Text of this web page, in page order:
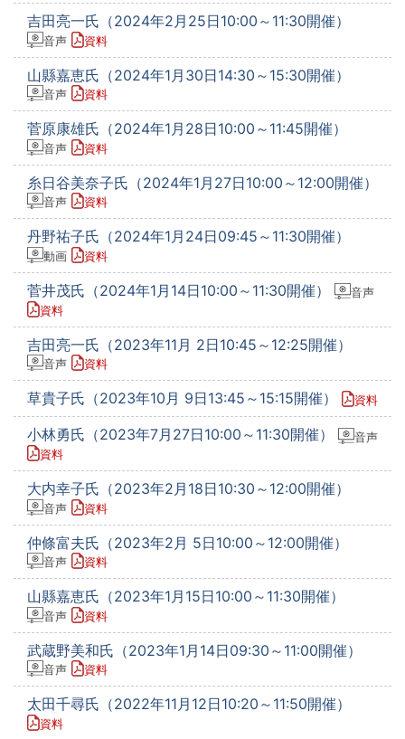
吉田亮一氏（2024年2月25日10:00～11:30開催）
音声 資料
山縣嘉恵氏（2024年1月30日14:30～15:30開催）
音声 資料
菅原康雄氏（2024年1月28日10:00～11:45開催）
音声 資料
糸日谷美奈子氏（2024年1月27日10:00～12:00開催）
音声 資料
丹野祐子氏（2024年1月24日09:45～11:30開催）
動画 資料
菅井茂氏（2024年1月14日10:00～11:30開催）
音声
資料
吉田亮一氏（2023年11月 2日10:45～12:25開催）
音声 資料
草貴子氏（2023年10月 9日13:45～15:15開催） 資料
小林勇氏（2023年7月27日10:00～11:30開催）
音声
資料
大内幸子氏（2023年2月18日10:30～12:00開催）
音声 資料
仲條富夫氏（2023年2月 5日10:00～12:00開催）
音声 資料
山縣嘉恵氏（2023年1月15日10:00～11:30開催）
音声 資料
武蔵野美和氏（2023年1月14日09:30～11:00開催）
音声 資料
太田千尋氏（2022年11月12日10:20～11:50開催）
資料